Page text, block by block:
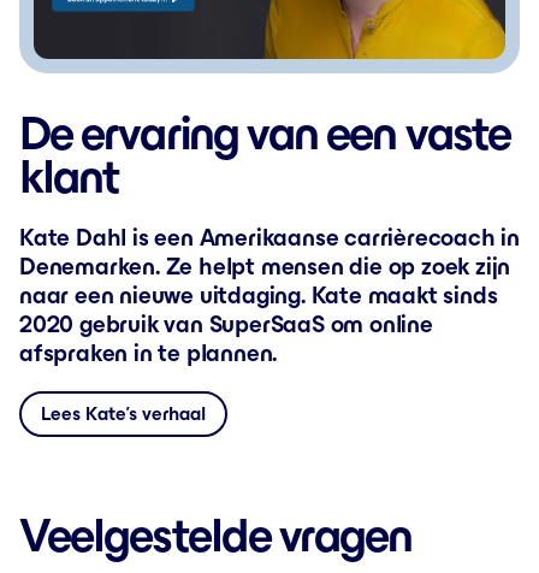
De ervaring van een vaste
klant
Kate Dahl is een Amerikaanse carrièrecoach in
Denemarken. Ze helpt mensen die op zoek zijn
naar een nieuwe uitdaging. Kate maakt sinds
2020 gebruik van SuperSaaS om online
afspraken in te plannen.
Lees Kate’s verhaal
Veelgestelde vragen